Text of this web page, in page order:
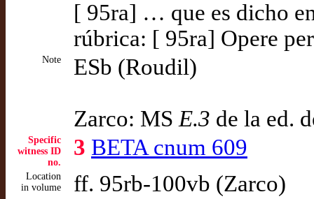
[ 95ra] … que es dicho
rúbrica: [ 95ra] Opere
Note ESb (Roudil)
Zarco: MS E.3 de la ed.
Specific
witness ID
no.
3 BETA cnum 609
Location
in volume
ff. 95rb-100vb (Zarco)